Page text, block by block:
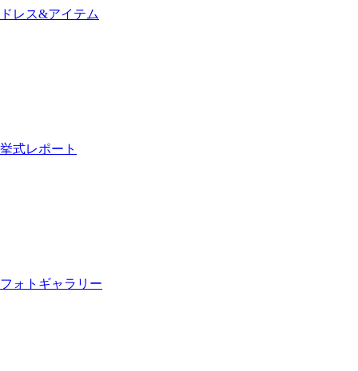
ドレス&アイテム
挙式レポート
フォトギャラリー